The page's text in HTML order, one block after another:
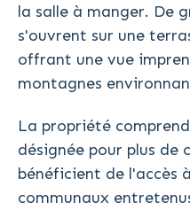
la salle à manger. De
s'ouvrent sur une
offrant une vue
montagnes
La propriété
désignée pour plus de
bénéficient de l'accès
communaux